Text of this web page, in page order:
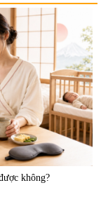
uống cải thiện thị lực,
+ EPA + Flaxseed
gói - Date 02/2027
|52.346
không?